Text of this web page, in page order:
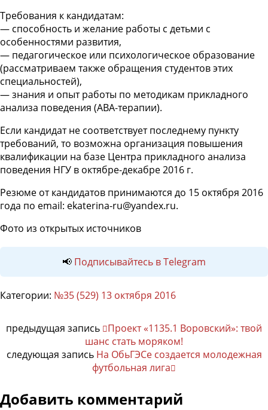
Требования к кандидатам:
— способность и желание работы с детьми с
особенностями развития,
— педагогическое или психологическое образование
(рассматриваем также обращения студентов этих
специальностей),
— знания и опыт работы по методикам прикладного
анализа поведения (ABA-терапии).
Если кандидат не соответствует последнему пункту
требований, то возможна организация повышения
квалификации на базе Центра прикладного анализа
поведения НГУ в октябре-декабре 2016 г.
Резюме от кандидатов принимаются до 15 октября 2016
года по email: ekaterina-ru@yandex.ru.
Фото из открытых источников
📢 Подписывайтесь в Telegram
Категории: №35 (529) 13 октября 2016
предыдущая запись
Проект «1135.1 Воровский»: твой
шанс стать моряком!
следующая запись На ОбьГЭСе создается молодежная
футбольная лига
Добавить комментарий